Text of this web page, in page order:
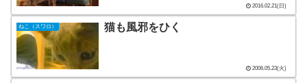
2016.02.21(日)
ねこ（スワロ） 猫も風邪をひく
2006.05.23(火)